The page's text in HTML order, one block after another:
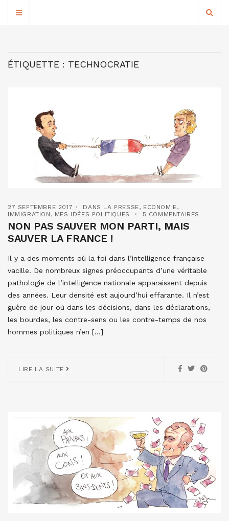
ÉTIQUETTE : TECHNOCRATIE
27 SEPTEMBRE 2017 DANS LA PRESSE, ECONOMIE,
IMMIGRATION , MES IDÉES POLITIQUES 5 COMMENTAIRES
NON PAS SAUVER MON PARTI, MAIS
SAUVER LA FRANCE !
Il y a des moments où la foi dans l’intelligence française
vacille. De nombreux signes préoccupants d’une véritable
pathologie de l’intelligence nationale apparaissent depuis
des années. Leur densité est aujourd’hui effarante. Il n’est
guère de jour où dans les décisions, dans les déclarations,
les bourdes, les contre-sens ou les contre-temps de nos
hommes politiques n’en […]
LIRE LA SUITE